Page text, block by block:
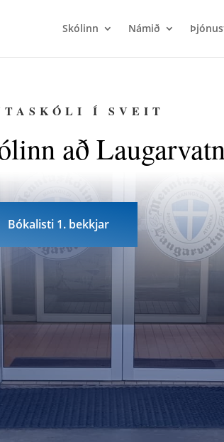
Skólinn Námið
Í SVEIT
að
Bókalisti 1. bekkjar
